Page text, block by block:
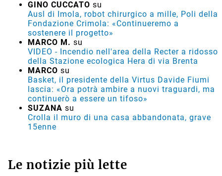
GINO CUCCATO su
Ausl di Imola, robot chirurgico a mille, Poli della
Fondazione Crimola: «Continueremo a
sostenere il progetto»
MARCO M. su
VIDEO - Incendio nell'area della Recter a ridosso
della Stazione ecologica Hera di via Brenta
MARCO su
Basket, il presidente della Virtus Davide Fiumi
lascia: «Ora potrà ambire a nuovi traguardi, ma
continuerò a essere un tifoso»
SUZANA su
Crolla il muro di una casa abbandonata, grave
15enne
Le notizie più lette